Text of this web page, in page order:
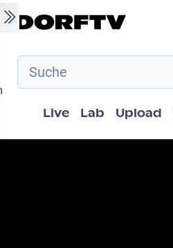
Skip to main content
Hauptnavigation
Live Lab Upload